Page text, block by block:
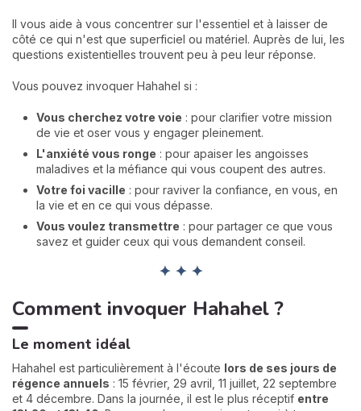
Il vous aide à vous concentrer sur l'essentiel et à laisser de
côté ce qui n'est que superficiel ou matériel. Auprès de lui, les
questions existentielles trouvent peu à peu leur réponse.
Vous pouvez invoquer Hahahel si :
Vous cherchez votre voie : pour clarifier votre mission
de vie et oser vous y engager pleinement.
L'anxiété vous ronge : pour apaiser les angoisses
maladives et la méfiance qui vous coupent des autres.
Votre foi vacille : pour raviver la confiance, en vous, en
la vie et en ce qui vous dépasse.
Vous voulez transmettre : pour partager ce que vous
savez et guider ceux qui vous demandent conseil.
✦ ✦ ✦
Comment invoquer Hahahel ?
Le moment idéal
Hahahel est particulièrement à l'écoute lors de ses jours de
régence annuels : 15 février, 29 avril, 11 juillet, 22 septembre
et 4 décembre. Dans la journée, il est le plus réceptif entre